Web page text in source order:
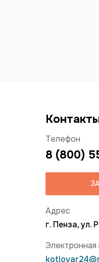
Телефон
8 (800)
Адрес
г. Пенза, ул.
Электронная